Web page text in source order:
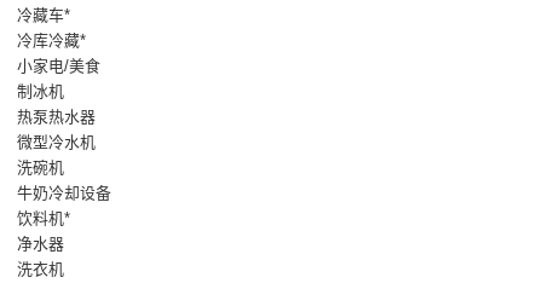
冷藏车*
冷库冷藏*
小家电/美食
制冰机
热泵热水器
微型冷水机
洗碗机
牛奶冷却设备
饮料机*
净水器
洗衣机